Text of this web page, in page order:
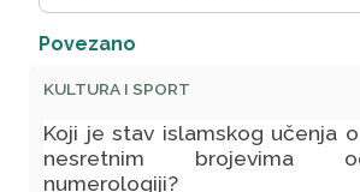
Povezano
KULTURA I SPORT
Koji je stav islamskog učenja
nesretnim brojevima
numerologiji?